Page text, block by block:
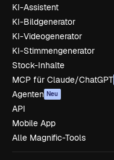
KI-Assistent
KI-Bildgenerator
KI-Videogenerator
KI-Stimmengenerator
Stock-Inhalte
MCP für Claude/ChatGPT
Agenten Neu
API
Mobile App
Alle Magnific-Tools